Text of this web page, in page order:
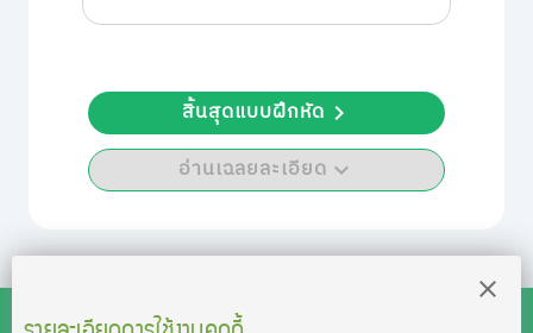
อ่านเฉลยละเอียด
สิ้นสุดแบบฝึกหัด